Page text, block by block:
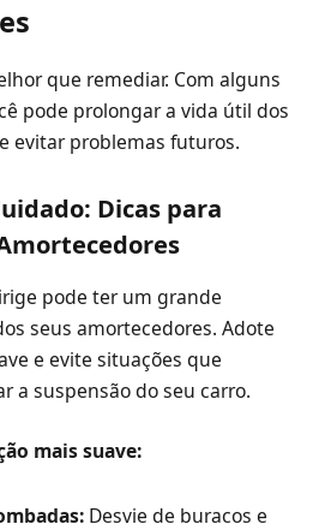
que remediar. Com alguns
pode prolongar a vida útil dos
evitar problemas futuros.
Dicas para
pode ter um grande
seus amortecedores. Adote
e evite situações que
a suspensão do seu carro.
mais suave:
Desvie de buracos e